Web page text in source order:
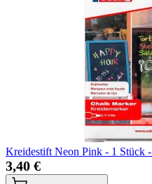
Kreidestift Neon Pink - 1 Stück
3,40 €